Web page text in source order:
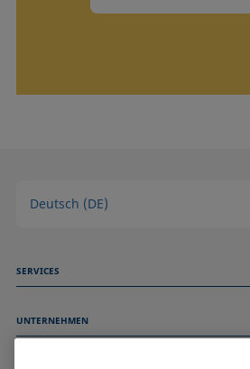
Deutsch (DE)
SERVICES
Technischer Service
UNTERNEHMEN